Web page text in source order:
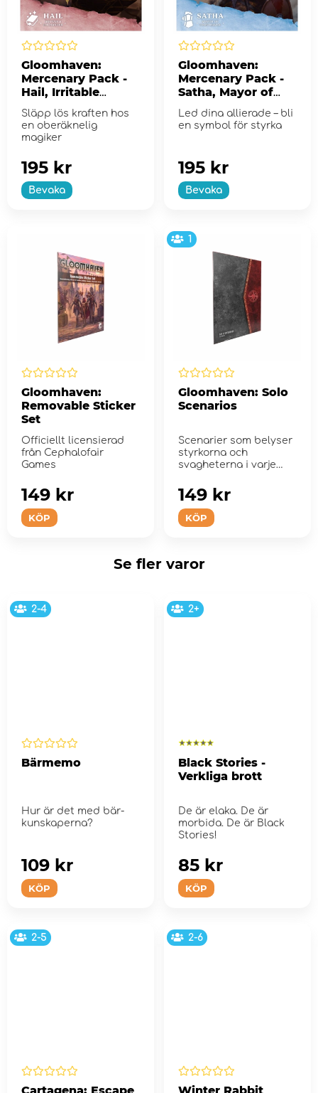
Gloomhaven:
Mercenary Pack -
Hail, Irritable
Enchanter (Exp.)
Släpp lös kraften hos
en oberäknelig
magiker
Bevaka
195 kr
Gloomhaven:
Mercenary Pack -
Satha, Mayor of
Frosthaven (Exp.)
Led dina allierade – bli
en symbol för styrka
Bevaka
195 kr
Gloomhaven:
Removable Sticker
Set
Officiellt licensierad
från Cephalofair
Games
KÖP
149 kr
1
Gloomhaven: Solo
Scenarios
Scenarier som belyser
styrkorna och
svagheterna i varje
KÖP
149 kr
Se fler varor
2-4
Bärmemo
Hur är det med bär-
kunskaperna?
KÖP
109 kr
2+
Black Stories -
Verkliga brott
De är elaka. De är
morbida. De är Black
Stories!
KÖP
85 kr
2-5 2-6